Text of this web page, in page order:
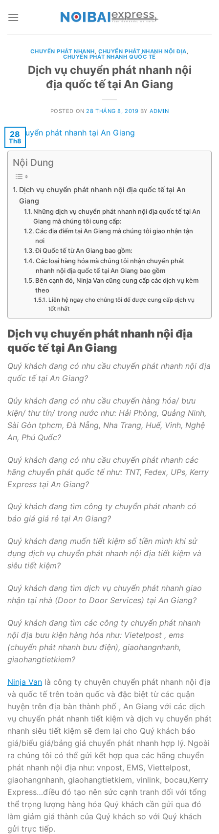
CHUYỂN PHÁT NHANH,CHUYỂN PHÁT NHANH NỘI ĐỊA,
CHUYỂN PHÁT NHANH QUỐC TẾ
Dịch vụ chuyển phát nhanh nội
địa quốc tế tại An Giang
POSTED ON 28 THÁNG 8, 2019 BY ADMIN
28
Th8
Nội Dung
Dịch vụ chuyển phát nhanh nội địa quốc tế tại An
Giang
Những dịch vụ chuyển phát nhanh nội địa quốc tế tại An
Giang mà chúng tôi cung cấp:
Các địa điểm tại An Giang mà chúng tôi giao nhận tận
nơi
Đi Quốc tế từ An Giang bao gồm:
Các loại hàng hóa mà chúng tôi nhận chuyển phát
nhanh nội địa quốc tế tại An Giang bao gồm
Bên cạnh đó, Ninja Van cũng cung cấp các dịch vụ kèm
theo
Liên hệ ngay cho chúng tôi để được cung cấp dịch vụ
tốt nhất
Dịch vụ chuyển phát nhanh nội địa
quốc tế tại An Giang
Quý khách đang có nhu cầu chuyển phát nhanh nội địa
quốc tế tại An Giang?
Qúy khách đang có nhu cầu chuyển hàng hóa/ bưu
kiện/ thư tín/ trong nước như: Hải Phòng, Quảng Ninh,
Sài Gòn tphcm, Đà Nẵng, Nha Trang, Huế, Vinh, Nghệ
An, Phú Quốc?
Quý khách đang có nhu cầu chuyển phát nhanh các
hãng chuyển phát quốc tế như: TNT, Fedex, UPs, Kerry
Express tại An Giang?
Quý khách đang tìm công ty chuyển phát nhanh có
báo giá giá rẻ tại An Giang?
Quý khách đang muốn tiết kiệm số tiền mình khi sử
dụng dịch vụ chuyển phát nhanh nội địa tiết kiệm và
siêu tiết kiệm?
Quý khách đang tìm dịch vụ chuyển phát nhanh giao
nhận tại nhà (Door to Door Services) tại An Giang?
Quý khách đang tìm các công ty chuyển phát nhanh
nội địa bưu kiện hàng hóa như: Vietelpost , ems
(chuyển phát nhanh bưu điện), giaohangnhanh,
giaohangtietkiem?
Ninja Van là công ty chuyên chuyển phát nhanh nội địa
và quốc tế trên toàn quốc và đặc biệt từ các quận
huyện trên địa bàn thành phố , An Giang với các dịch
vụ chuyển phát nhanh tiết kiệm và dịch vụ chuyển phát
nhanh siêu tiết kiệm sẽ đem lại cho Quý khách báo
giá/biểu giá/bảng giá chuyển phát nhanh hợp lý. Ngoài
ra chúng tôi có thể gửi kết hợp qua các hãng chuyển
phát nhanh nội địa như: vnpost, EMS, Viettelpost,
giaohangnhanh, giaohangtietkiem, vinlink, bocau,Kerry
Express…điều đó tạo nên sức cạnh tranh đối với tổng
thể trọng lượng hàng hóa Quý khách cần gửi qua đó
làm giảm giá thành của Quý khách so với Quý khách
gửi trực tiếp.